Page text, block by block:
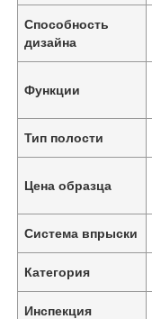
Способность
дизайна
Функции
Тип полости
Цена образца
Система впрыски
Категория
Инспекция